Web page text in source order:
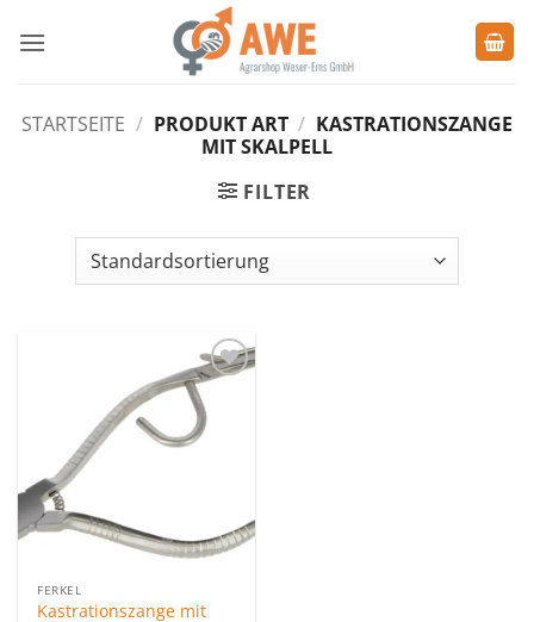
Inhalt
STARTSEITE / PRODUKT ART / KASTRATIONSZANGE
MIT SKALPELL
FILTER
Zu den
Favoriten
hinzufügen
FERKEL
Kastrationszange mit